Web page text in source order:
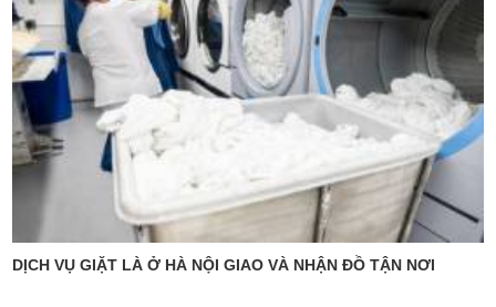
DỊCH VỤ GIẶT LÀ Ở HÀ NỘI GIAO VÀ NHẬN ĐỒ TẬN NƠI